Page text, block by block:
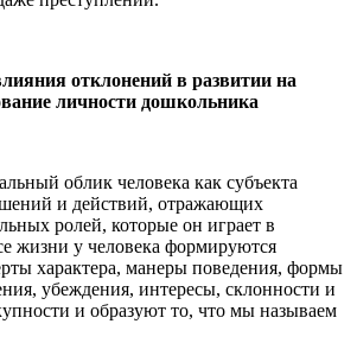
отклонений в развитии на
личности дошкольника
облик человека как субъекта
и действий, отражающих
ролей, которые он играет в
жизни у человека формируются
характера, манеры поведения, формы
убеждения, интересы, склонности и
и образуют то, что мы называем